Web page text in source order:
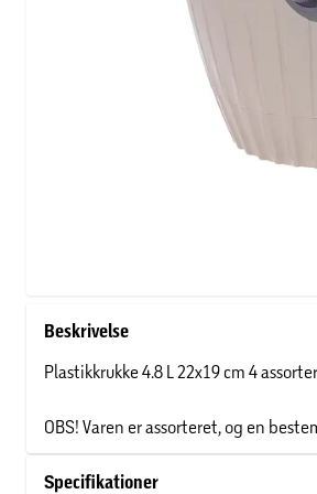
Beskrivelse
Plastikkrukke 4.8 L 22x19 cm 4
OBS! Varen er assorteret, og en
Specifikationer